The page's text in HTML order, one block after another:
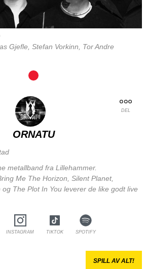
Gjefle, Stefan Vorkinn, Tor Andre
DEL
ORNATU
metallband fra Lillehammer.
Me The Horizon, Silent Planet,
The Plot In You leverer de like godt live
INSTAGRAM TIKTOK SPOTIFY
SPILL AV ALT!